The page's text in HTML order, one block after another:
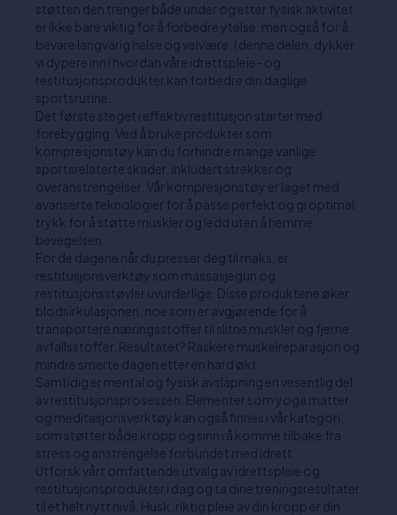
støtten den trenger både under og etter fysisk aktivitet
er ikke bare viktig for å forbedre ytelse, men også for å
bevare langvarig helse og velvære. I denne delen, dykker
vi dypere inn i hvordan våre idrettspleie- og
restitusjonsprodukter kan forbedre din daglige
sportsrutine.
Det første steget i effektiv restitusjon starter med
forebygging. Ved å bruke produkter som
kompresjonstøy kan du forhindre mange vanlige
sportsrelaterte skader, inkludert strekker og
overanstrengelser. Vår kompresjonstøy er laget med
avanserte teknologier for å passe perfekt og gi optimal
trykk for å støtte muskler og ledd uten å hemme
bevegelsen.
For de dagene når du presser deg til maks, er
restitusjonsverktøy som massasjegun og
restitusjonsstøvler uvurderlige. Disse produktene øker
blodsirkulasjonen, noe som er avgjørende for å
transportere næringsstoffer til slitne muskler og fjerne
avfallsstoffer. Resultatet? Raskere muskelreparasjon og
mindre smerte dagen etter en hard økt.
Samtidig er mental og fysisk avslapning en vesentlig del
av restitusjonsprosessen. Elementer som yoga matter
og meditasjonsverktøy kan også finnes i vår kategori,
som støtter både kropp og sinn i å komme tilbake fra
stress og anstrengelse forbundet med idrett.
Utforsk vårt omfattende utvalg av idrettspleie og
restitusjonsprodukter i dag og ta dine treningsresultater
til et helt nytt nivå. Husk, riktig pleie av din kropp er din